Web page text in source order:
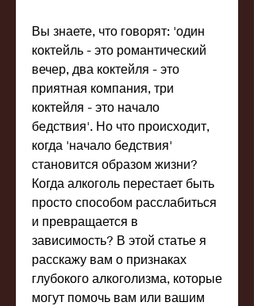
Вы знаете, что говорят: 'один
коктейль - это романтический
вечер, два коктейля - это
приятная компания, три
коктейля - это начало
бедствия'. Но что происходит,
когда 'начало бедствия'
становится образом жизни?
Когда алкоголь перестает быть
просто способом расслабиться
и превращается в
зависимость? В этой статье я
расскажу вам о признаках
глубокого алкоголизма, которые
могут помочь вам или вашим